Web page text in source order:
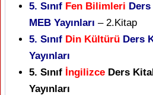
5. Sınıf Fen Bilimleri Ders
MEB Yayınları – 2.Kitap
5. Sınıf Din Kültürü Ders
Yayınları
5. Sınıf İngilizce Ders
Yayınları